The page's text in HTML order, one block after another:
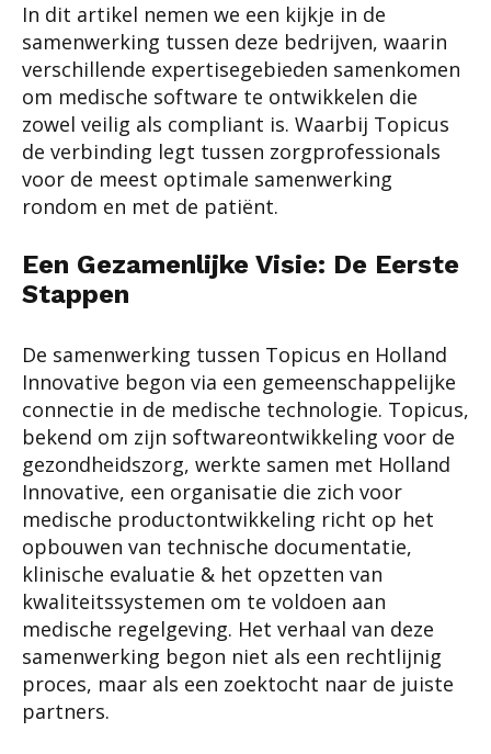
In dit artikel nemen we een kijkje in de
samenwerking tussen deze bedrijven, waarin
verschillende expertisegebieden samenkomen
om medische software te ontwikkelen die
zowel veilig als compliant is. Waarbij Topicus
de verbinding legt tussen zorgprofessionals
voor de meest optimale samenwerking
rondom en met de patiënt.
Een Gezamenlijke Visie: De Eerste
Stappen
De samenwerking tussen Topicus en Holland
Innovative begon via een gemeenschappelijke
connectie in de medische technologie. Topicus,
bekend om zijn softwareontwikkeling voor de
gezondheidszorg, werkte samen met Holland
Innovative, een organisatie die zich voor
medische productontwikkeling richt op het
opbouwen van technische documentatie,
klinische evaluatie & het opzetten van
kwaliteitssystemen om te voldoen aan
medische regelgeving. Het verhaal van deze
samenwerking begon niet als een rechtlijnig
proces, maar als een zoektocht naar de juiste
partners.